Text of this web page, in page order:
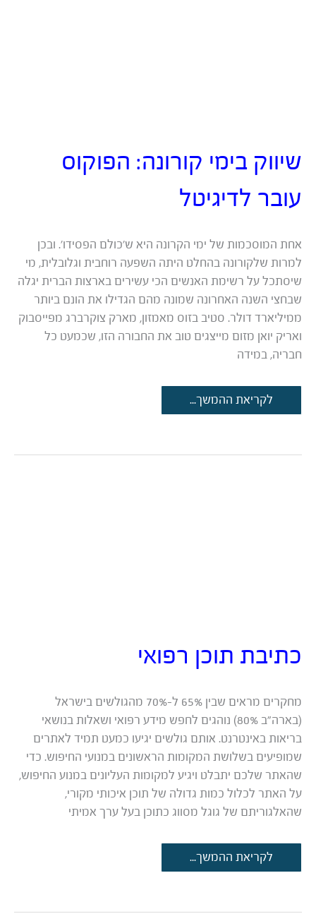
שיווק בימי קורונה: הפוקוס
עובר לדיגיטל
אחת המוסכמות של ימי הקרונה היא ש’כולם הפסידו’. ובכן
למרות שלקורונה בהחלט היתה השפעה רוחבית וגלובלית, מי
שיסתכל על רשימת האנשים הכי עשירים בארצות הברית יגלה
שבחצי השנה האחרונה שמונה מהם הגדילו את הונם ביותר
ממיליארד דולר. סטיב בזוס מאמזון, מארק צוקרברג מפייסבוק
ואריק יואן מזום מייצגים טוב את החבורה הזו, שכמעט כל
חבריה, במידה
שיווק
בימי
עובר
לקריאת ההמשך...
כתיבת תוכן רפואי
מחקרים מראים שבין 65% ל-70% מהגולשים בישראל
(בארה״ב 80%) נוהגים לחפש מידע רפואי ושאלות בנושאי
בריאות באינטרנט. אותם גולשים יגיעו כמעט תמיד לאתרים
שמופיעים בשלושת המקומות הראשונים במנועי החיפוש. כדי
שהאתר שלכם יתבלט ויגיע למקומות העליונים במנוע החיפוש,
על האתר לכלול כמות גדולה של תוכן איכותי מקורי,
שהאלגוריתם של גוגל מסווג כתוכן בעל ערך אמיתי
כתיבת
תוכן
לקריאת ההמשך...